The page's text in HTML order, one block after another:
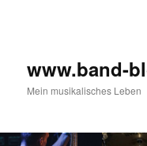
www.band-
Mein musikalisches Leben